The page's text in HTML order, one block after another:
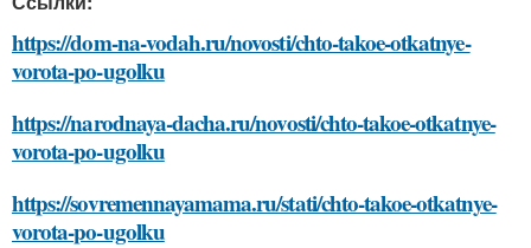
https://dom-na-vodah.ru/novosti/chto-takoe-otkatnye-
vorota-po-ugolku
https://narodnaya-dacha.ru/novosti/chto-takoe-otkatnye-
vorota-po-ugolku
https://sovremennayamama.ru/stati/chto-takoe-otkatnye-
vorota-po-ugolku